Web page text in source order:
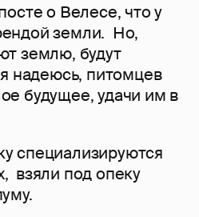
о Велесе, что у
земли. Но,
землю, будут
я надеюсь, питомцев
будущее, удачи им в
специализируются
взяли под опеку